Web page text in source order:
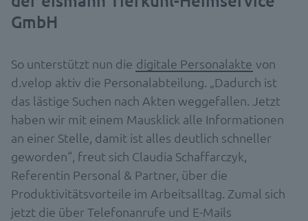
GmbH
So unterstützt nun die digitale Personalakte von
d.velop aktiv die Personalabteilung. „Dadurch ist
das lästige Suchen nach Akten weggefallen. Jetzt
haben wir mit einem Mausklick alle Informationen
an einer Stelle, damit ist alles deutlich schneller
geworden“, freut sich Claudia Schaffarczyk,
Referentin Personal & Partner, über die
Produktivitätsvorteile im Arbeitsalltag. Zumal sich
jetzt die über Telefonanrufe und E-Mails